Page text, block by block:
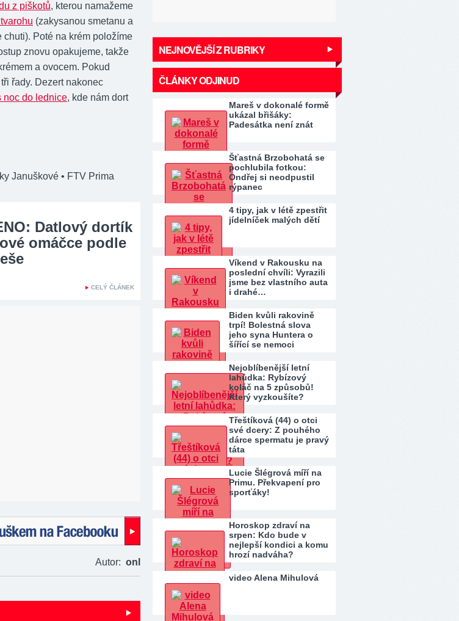
z piškotů, kterou namažeme
(zakysanou smetanu a
Poté na krém položíme
znovu opakujeme, takže
a ovocem. Pokud
řady. Dezert nakonec
noc do lednice, kde nám dort
Januškové • FTV Prima
Datlový dortík
omáčce podle
CELÝ ČLÁNEK
Autor: onl
NEJNOVĚJŠÍ Z RUBRIKY
ČLÁNKY ODJINUD
Mareš v dokonalé formě
ukázal břišáky:
Padesátka není znát
Šťastná Brzobohatá se
pochlubila fotkou:
Ondřej si neodpustil
rýpanec
4 tipy, jak v létě zpestřit
jídelníček malých dětí
Víkend v Rakousku na
poslední chvíli: Vyrazili
jsme bez vlastního auta
i drahé…
Biden kvůli rakovině
trpí! Bolestná slova
jeho syna Huntera o
šířící se nemoci
Nejoblíbenější letní
lahůdka: Rybízový
koláč na 5 způsobů!
Který vyzkoušíte?
Třeštíková (44) o otci
své dcery: Z pouhého
dárce spermatu je pravý
táta
Lucie Šlégrová míří na
Primu. Překvapení pro
sporťáky!
Horoskop zdraví na
srpen: Kdo bude v
nejlepší kondici a komu
hrozí nadváha?
video Alena Mihulová